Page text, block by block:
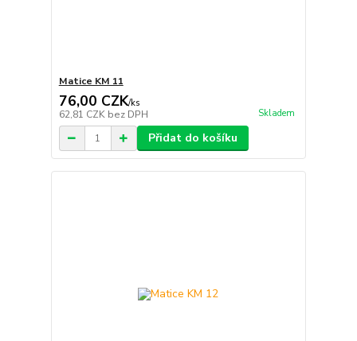
Matice KM 11
76,00 CZK/ks
62,81 CZK bez DPH Skladem
Přidat do košíku